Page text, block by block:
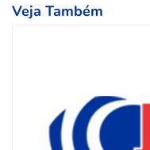
Veja Também